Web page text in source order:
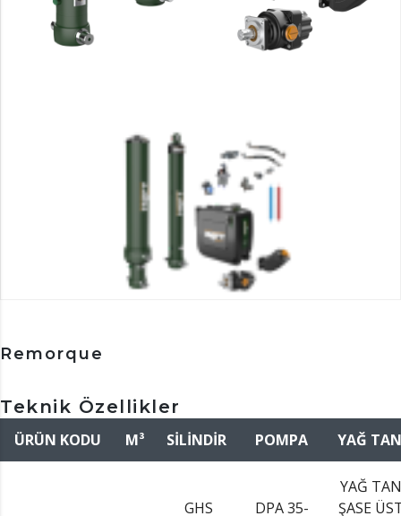
Remorque
Teknik Özellikler
ÜRÜN KODU M³ SİLİNDİR POMPA YAĞ
GHS
DPA 35-
YAĞ
ŞASE